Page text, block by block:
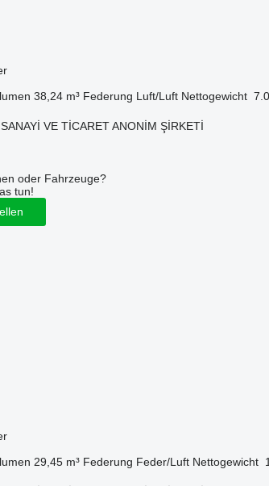
38,24 m³ Federung Luft/Luft Nettogewicht
VE TİCARET ANONİM ŞİRKETİ
oder Fahrzeuge?
tun!
29,45 m³ Federung Feder/Luft Nettogewicht